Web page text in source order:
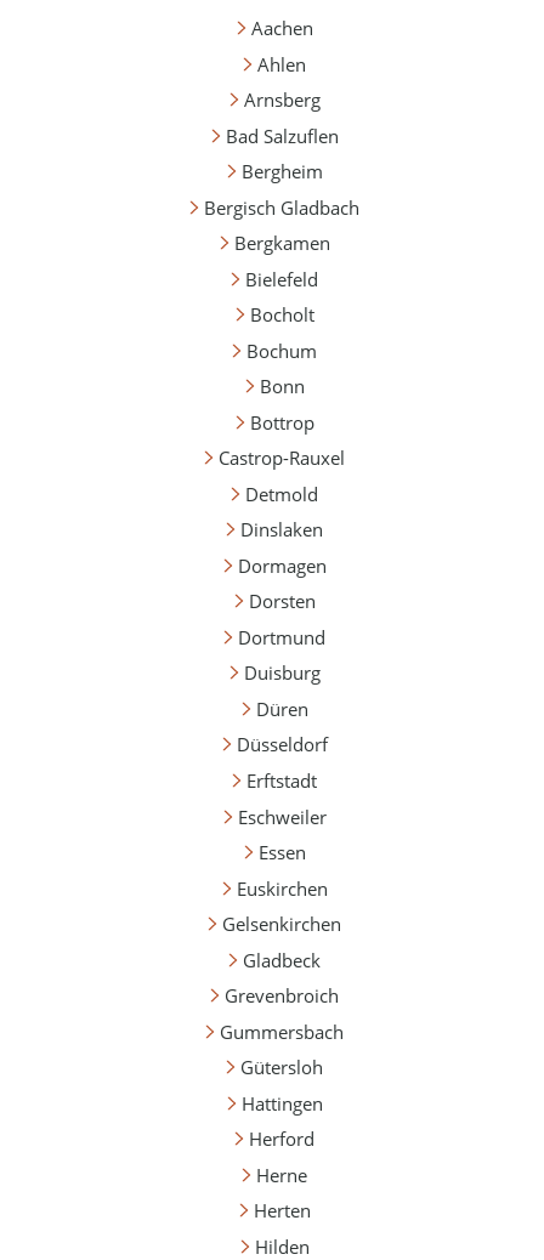
Aachen
Ahlen
Arnsberg
Bad Salzuflen
Bergheim
Bergisch Gladbach
Bergkamen
Bielefeld
Bocholt
Bochum
Bonn
Bottrop
Castrop-Rauxel
Detmold
Dinslaken
Dormagen
Dorsten
Dortmund
Duisburg
Düren
Düsseldorf
Erftstadt
Eschweiler
Essen
Euskirchen
Gelsenkirchen
Gladbeck
Grevenbroich
Gummersbach
Gütersloh
Hattingen
Herford
Herne
Herten
Hilden